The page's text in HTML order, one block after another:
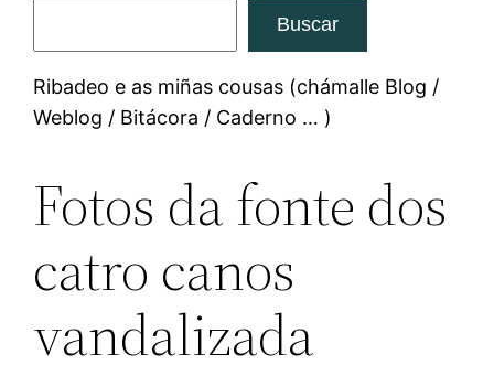
Buscar
Ribadeo e as miñas cousas (chámalle Blog /
Weblog / Bitácora / Caderno … )
Fotos da fonte dos
catro canos
vandalizada